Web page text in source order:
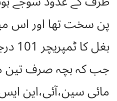
پن سخت تھا اور اس
بغل
جب کہ بچہ صرف تین
مائی سین،آئی،این